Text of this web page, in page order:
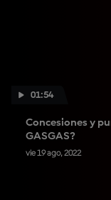
01:54
Concesiones y
GASGAS?
vie 19 ago, 2022